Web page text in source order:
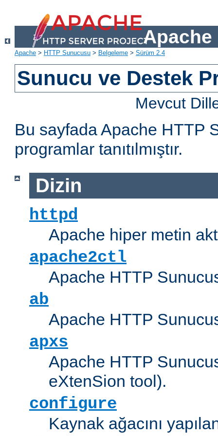
Apache
Apache > HTTP Sunucusu > Belgeleme > Sürüm 2.4
Sunucu ve Destek
Mevcut
Bu sayfada Apache HTTP
programlar tanıtılmıştır.
Dizin
httpd
Apache hiper metin
apache2ctl
Apache HTTP
ab
Apache HTTP
apxs
Apache HTTP
eXtenSion tool).
configure
Kaynak ağacını